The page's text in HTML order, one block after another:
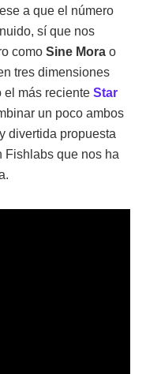
a que el número
sí que nos
como Sine Mora o
tres dimensiones
el más reciente Star
un poco ambos
divertida propuesta
Fishlabs que nos ha